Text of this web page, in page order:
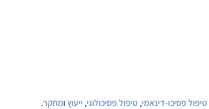
טיפול פסיכו-דינאמי, טיפול פסיכולוגי, ייעוץ ומחקר.